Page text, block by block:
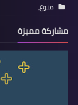
منوع،
مشاركة مميزة